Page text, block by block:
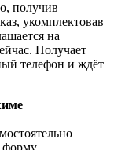
получив
укомплектовав
на
Получает
телефон и ждёт